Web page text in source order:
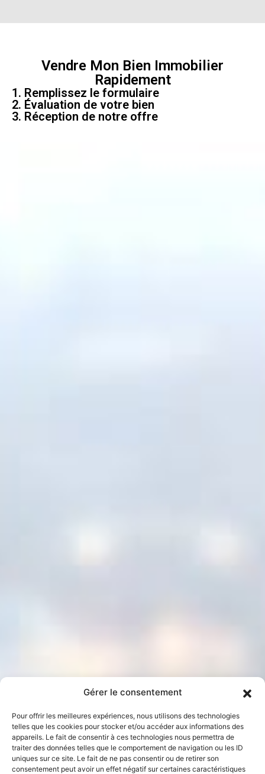
Gérer le consentement
Pour offrir les meilleures expériences, nous utilisons des technologies
telles que les cookies pour stocker et/ou accéder aux informations des
appareils. Le fait de consentir à ces technologies nous permettra de
traiter des données telles que le comportement de navigation ou les ID
uniques sur ce site. Le fait de ne pas consentir ou de retirer son
consentement peut avoir un effet négatif sur certaines caractéristiques
Vendre Mon Bien Immobilier
Rapidement
1. Remplissez le formulaire
2. Évaluation de votre bien
3. Réception de notre offre